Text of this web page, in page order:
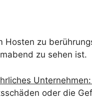
zu
zu sehen ist.
oder die